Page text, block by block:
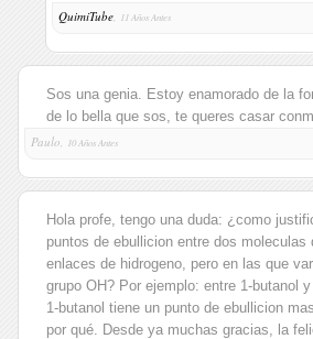
QuimiTube, 11 Años Antes
Sos una genia. Estoy enamorado de la
de lo bella que sos, te queres casar
Paulo,
10 Años Antes
Hola profe, tengo una duda: ¿como
puntos de ebullicion entre dos moleculas
enlaces de hidrogeno, pero en las que
grupo OH? Por ejemplo: entre 1-butanol
1-butanol tiene un punto de ebullicion
por qué. Desde ya muchas gracias, la